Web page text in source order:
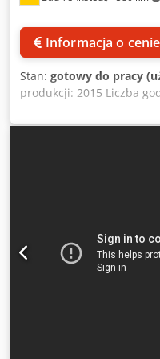
sprzedaży. Lokalizacja
Umpferstedt
Informacja o cenie
Stan: gotowy do pracy
produkcji: 2015 Liczba
Napęd na wszystkie koła
Chedpfx Aezrgkkok Aea